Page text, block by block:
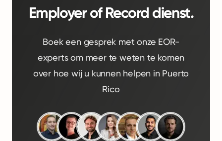
Employer of Record dienst.
Boek een gesprek met onze EOR-
experts om meer te weten te komen
over hoe wij u kunnen helpen in Puerto
Rico